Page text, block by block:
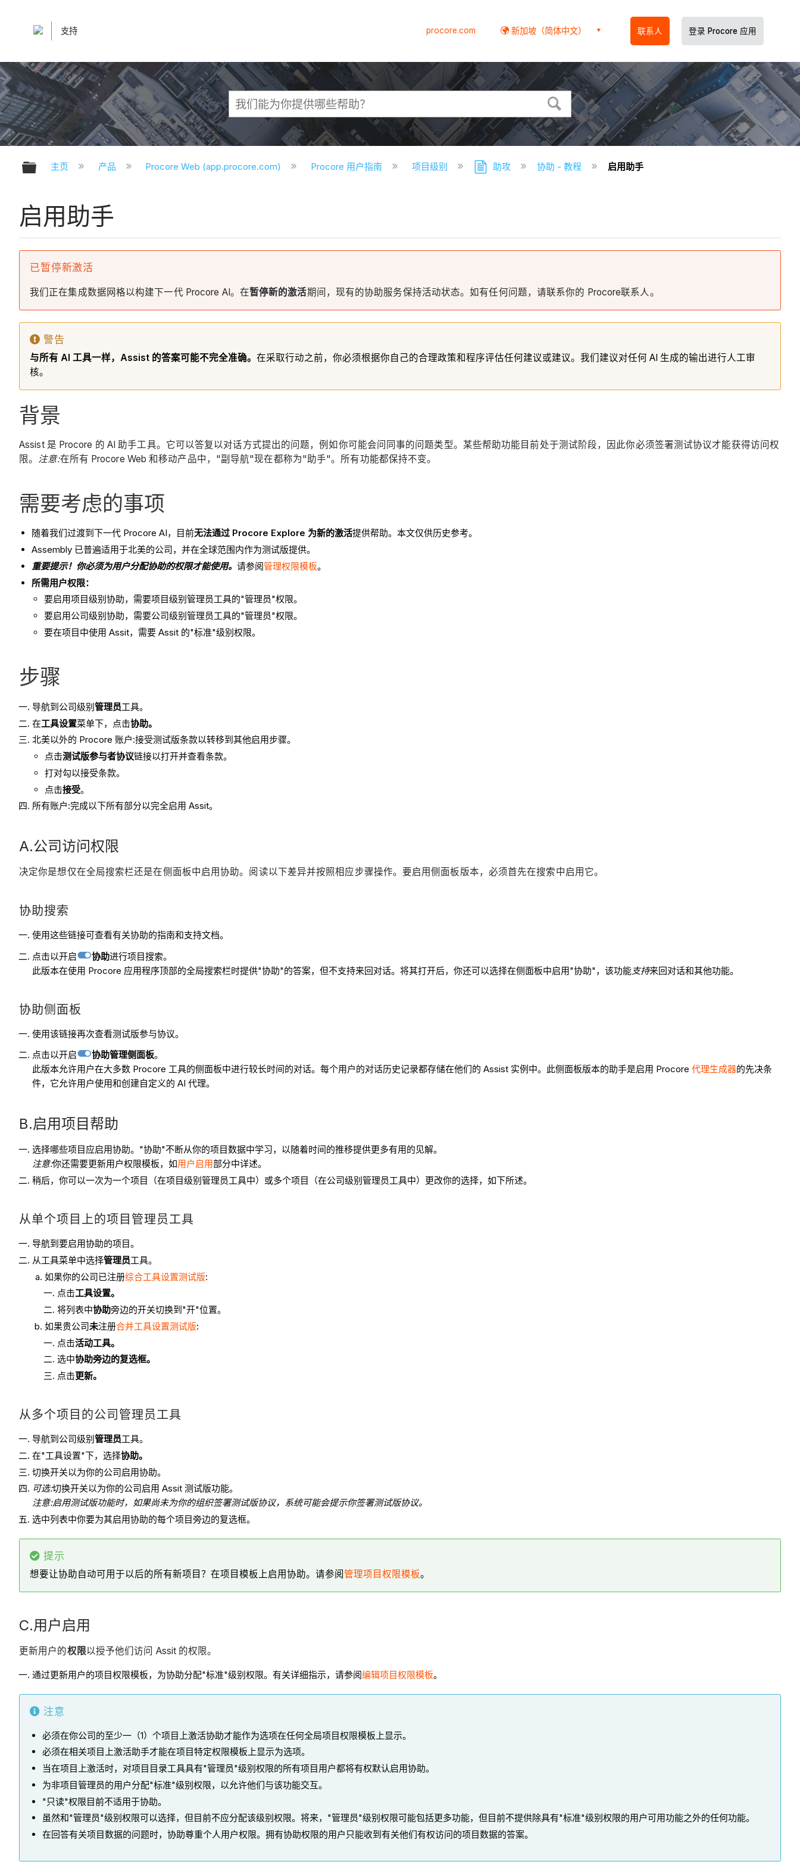
支持 procore.com 新加坡（简体中文） 联系人 登录 Procore 应用
扩展/隐缩全局层次
主页 产品 Procore Web (app.procore.com) Procore 用户指南 项目级别 助攻 协助 - 教程 启用助手
启用助手
已暂停新激活
我们正在集成数据网格以构建下一代 Procore AI。在暂停新的激活期间，现有的协助服务保持活动状态。如有任何问题，请联系你的 Procore联系人。
警告
与所有 AI 工具一样，Assist 的答案可能不完全准确。 在采取行动之前，你必须根据你自己的合理政策和程序评估任何建议或建议。我们建议对任何 AI 生成的输出进行人工审
核。
背景
Assist 是 Procore 的 AI 助手工具。它可以答复以对话方式提出的问题，例如你可能会问同事的问题类型。某些帮助功能目前处于测试阶段，因此你必须签署测试协议才能获得访问权
限。 注意:在所有 Procore Web 和移动产品中，"副导航"现在都称为"助手"。所有功能都保持不变。
需要考虑的事项
随着我们过渡到下一代 Procore AI，目前无法通过 Procore Explore 为新的激活提供帮助。本文仅供历史参考。
Assembly 已普遍适用于北美的公司，并在全球范围内作为测试版提供。
重要提示！你必须为用户分配协助的权限才能使用。 请参阅管理权限模板。
所需用户权限：
要启用项目级别协助，需要项目级别管理员工具的"管理员"权限。
要启用公司级别协助，需要公司级别管理员工具的"管理员"权限。
要在项目中使用 Assit，需要 Assit 的"标准"级别权限。
步骤
导航到公司级别管理员工具。
在工具设置菜单下，点击协助。
北美以外的 Procore 账户:接受测试版条款以转移到其他启用步骤。
点击测试版参与者协议链接以打开并查看条款。
打对勾以接受条款。
点击接受。
所有账户:完成以下所有部分以完全启用 Assit。
A.公司访问权限
决定你是想仅在全局搜索栏还是在侧面板中启用协助。阅读以下差异并按照相应步骤操作。要启用侧面板版本，必须首先在搜索中启用它。
协助搜索
使用这些链接可查看有关协助的指南和支持文档。
点击以开启
协助进行项目搜索。
此版本在使用 Procore 应用程序顶部的全局搜索栏时提供"协助"的答案，但不支持来回对话。将其打开后，你还可以选择在侧面板中启用"协助"，该功能支持来回对话和其他功能。
协助侧面板
使用该链接再次查看测试版参与协议。
点击以开启
协助管理侧面板。
此版本允许用户在大多数 Procore 工具的侧面板中进行较长时间的对话。每个用户的对话历史记录都存储在他们的 Assist 实例中。此侧面板版本的助手是启用 Procore代理生成器的先决条
件，它允许用户使用和创建自定义的 AI 代理。
B.启用项目帮助
选择哪些项目应启用协助。"协助"不断从你的项目数据中学习，以随着时间的推移提供更多有用的见解。
注意:你还需要更新用户权限模板，如用户启用部分中详述。
稍后，你可以一次为一个项目（在项目级别管理员工具中）或多个项目（在公司级别管理员工具中）更改你的选择，如下所述。
从单个项目上的项目管理员工具
导航到要启用协助的项目。
从工具菜单中选择管理员工具。
如果你的公司已注册综合工具设置测试版:
点击工具设置。
将列表中协助旁边的开关切换到"开"位置。
如果贵公司未注册合并工具设置测试版:
点击活动工具。
选中协助旁边的复选框。
点击更新。
从多个项目的公司管理员工具
导航到公司级别管理员工具。
在"工具设置"下，选择协助。
切换开关以为你的公司启用协助。
可选:切换开关以为你的公司启用 Assit 测试版功能。
注意:启用测试版功能时，如果尚未为你的组织签署测试版协议，系统可能会提示你签署测试版协议。
选中列表中你要为其启用协助的每个项目旁边的复选框。
提示
想要让协助自动可用于以后的所有新项目？在项目模板上启用协助。请参阅管理项目权限模板。
C.用户启用
更新用户的权限以授予他们访问 Assit 的权限。
通过更新用户的项目权限模板，为协助分配"标准"级别权限。有关详细指示，请参阅编辑项目权限模板。
注意
必须在你公司的至少一（1）个项目上激活协助才能作为选项在任何全局项目权限模板上显示。
必须在相关项目上激活助手才能在项目特定权限模板上显示为选项。
当在项目上激活时，对项目目录工具具有"管理员"级别权限的所有项目用户都将有权默认启用协助。
为非项目管理员的用户分配"标准"级别权限，以允许他们与该功能交互。
"只读"权限目前不适用于协助。
虽然和"管理员"级别权限可以选择，但目前不应分配该级别权限。将来，"管理员"级别权限可能包括更多功能，但目前不提供除具有"标准"级别权限的用户可用功能之外的任何功能。
在回答有关项目数据的问题时，协助尊重个人用户权限。拥有协助权限的用户只能收到有关他们有权访问的项目数据的答案。